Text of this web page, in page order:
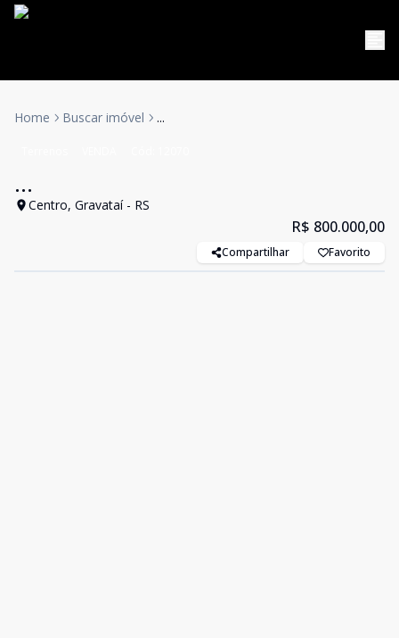
Home Buscar imóvel ...
...
Centro, Gravataí - RS
R$ 800.000,00
Compartilhar Favorito